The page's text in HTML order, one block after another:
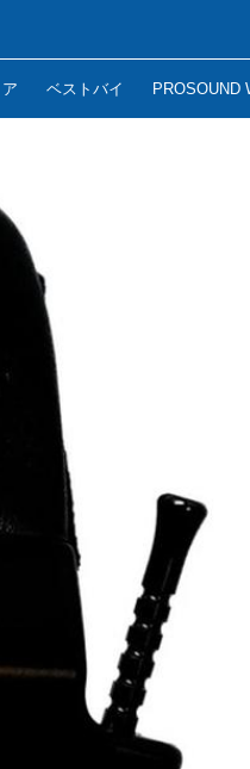
ベストバイ PROSOUND